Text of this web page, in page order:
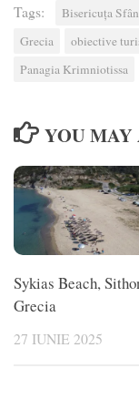
Tags: Bisericuța
Grecia
obiective
Panagia Krimniotissa
YOU
Sykias Beach,
Grecia
27 IUNIE 2025